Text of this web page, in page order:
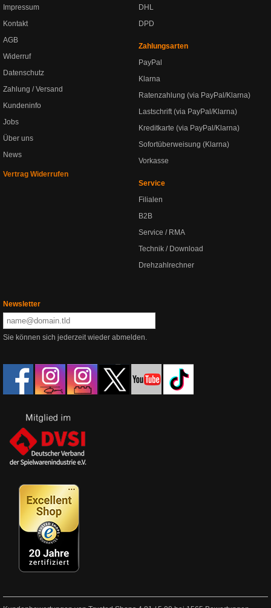
Impressum
Kontakt
AGB
Widerruf
Datenschutz
Zahlung / Versand
Kundeninfo
Jobs
Über uns
News
Vertrag Widerrufen
DHL
DPD
Zahlungsarten
PayPal
Klarna
Ratenzahlung (via PayPal/Klarna)
Lastschrift (via PayPal/Klarna)
Kreditkarte (via PayPal/Klarna)
Sofortüberweisung (Klarna)
Vorkasse
Service
Filialen
B2B
Service / RMA
Technik / Download
Drehzahlrechner
Newsletter
Sie können sich jederzeit wieder abmelden.